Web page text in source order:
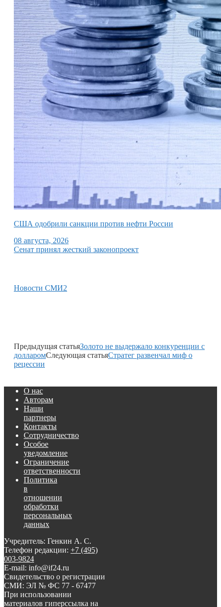
США одобрили санкции против нефти России
08 августа, 2026
Сенат принял жесткий законопроект
Новости СМИ2
Предыдущая статьяЗолото не выдержало конкуренции с
долларомСледующая статьяСтратег развенчал миф о
рецессии
О нас
Авторам
Наши
партнеры
Контакты
Сотрудничество
Особое
уведомление
Ограничение
ответственности
Политика
в
отношении
обработки
персональных
данных
Учредитель: Генкин А. С.
Телефон редакции: +7 (495)
003-9824
E-mail: info@if24.ru
Свидетельство о регистрации
СМИ: ЭЛ № ФС 77 - 67477
При использовании
материалов гиперссылка на